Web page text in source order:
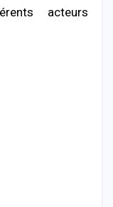
acteurs